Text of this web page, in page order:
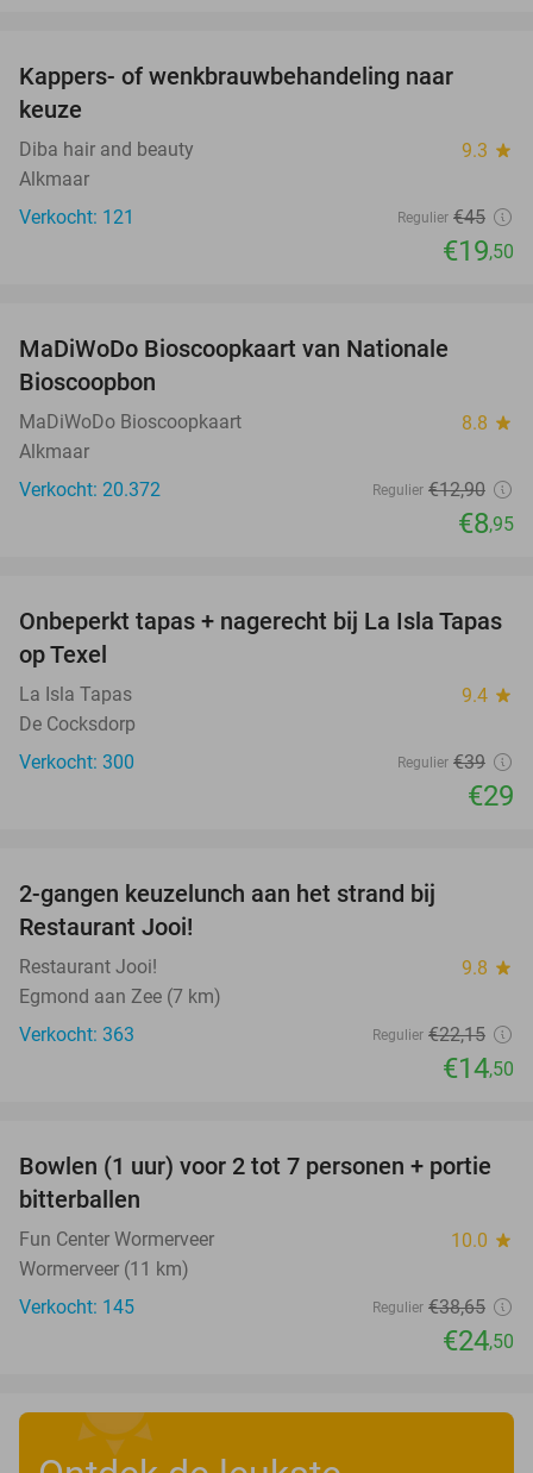
Kappers- of wenkbrauwbehandeling naar
keuze
Diba hair and beauty 9.3 star
Alkmaar
Verkocht: 121
Regulier €45
€19,50
MaDiWoDo Bioscoopkaart van Nationale
Bioscoopbon
MaDiWoDo Bioscoopkaart 8.8 star
Alkmaar
Verkocht: 20.372
Regulier €12,90
€8,95
26%
Onbeperkt tapas + nagerecht bij La Isla Tapas
op Texel
La Isla Tapas 9.4 star
De Cocksdorp
Verkocht: 300
Regulier €39
€29
2-gangen keuzelunch aan het strand bij
Restaurant Jooi!
Restaurant Jooi! 9.8 star
Egmond aan Zee (7 km)
Verkocht: 363
Regulier €22,15
€14,50
37%
Bowlen (1 uur) voor 2 tot 7 personen + portie
bitterballen
Fun Center Wormerveer 10.0 star
Wormerveer (11 km)
Verkocht: 145
Regulier €38,65
€24,50